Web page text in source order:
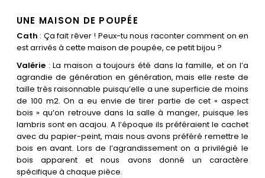
UNE MAISON DE POUPÉE
Cath : Ça fait rêver ! Peux-tu nous raconter comment on en
est arrivés à cette maison de poupée, ce petit bijou ?
Valérie: La maison a toujours été dans la famille, et on l’a
agrandie de génération en génération, mais elle reste de
taille très raisonnable puisqu’elle a une superficie de moins
de 100 m2. On a eu envie de tirer partie de cet « aspect
bois » qu’on retrouve dans la salle à manger, puisque les
lambris sont en acajou. A l’époque ils préféraient le cachet
avec du papier-peint, mais nous avons préféré remettre le
bois en avant. Lors de l’agrandissement on a privilégié le
bois apparent et nous avons donné un caractère
spécifique à chaque pièce.